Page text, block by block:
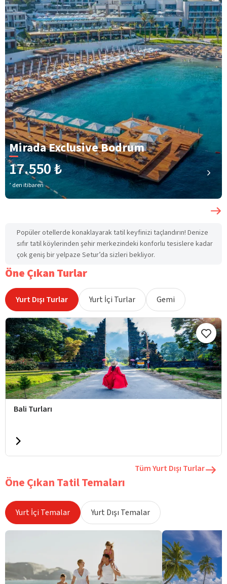
Mirada Exclusive Bodrum
17.550 ₺
’ den itibaren
Popüler otellerde konaklayarak tatil keyfinizi taçlandırın! Denize
sıfır tatil köylerinden şehir merkezindeki konforlu tesislere kadar
çok geniş bir yelpaze Setur’da sizleri bekliyor.
Öne Çıkan Turlar
Yurt Dışı Turlar Yurt İçi Turlar Gemi
Bali Turları
Tüm Yurt Dışı Turlar
Öne Çıkan Tatil Temaları
Yurt İçi Temalar Yurt Dışı Temalar